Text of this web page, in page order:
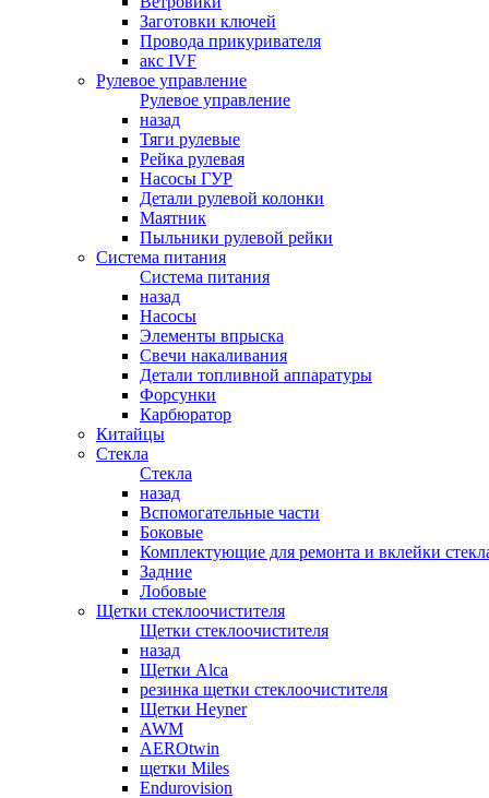
Заготовки ключей
Провода прикуривателя
акс IVF
Рулевое управление
Рулевое управление
назад
Тяги рулевые
Рейка рулевая
Насосы ГУР
Детали рулевой колонки
Маятник
Пыльники рулевой рейки
Система питания
Система питания
назад
Насосы
Элементы впрыска
Свечи накаливания
Детали топливной аппаратуры
Форсунки
Карбюратор
Китайцы
Стекла
Стекла
назад
Вспомогательные части
Боковые
Комплектующие для ремонта и вклейки
Задние
Лобовые
Щетки стеклоочистителя
Щетки стеклоочистителя
назад
Щетки Alca
резинка щетки стеклоочистителя
Щетки Heyner
AWM
AEROtwin
щетки Miles
Endurovision